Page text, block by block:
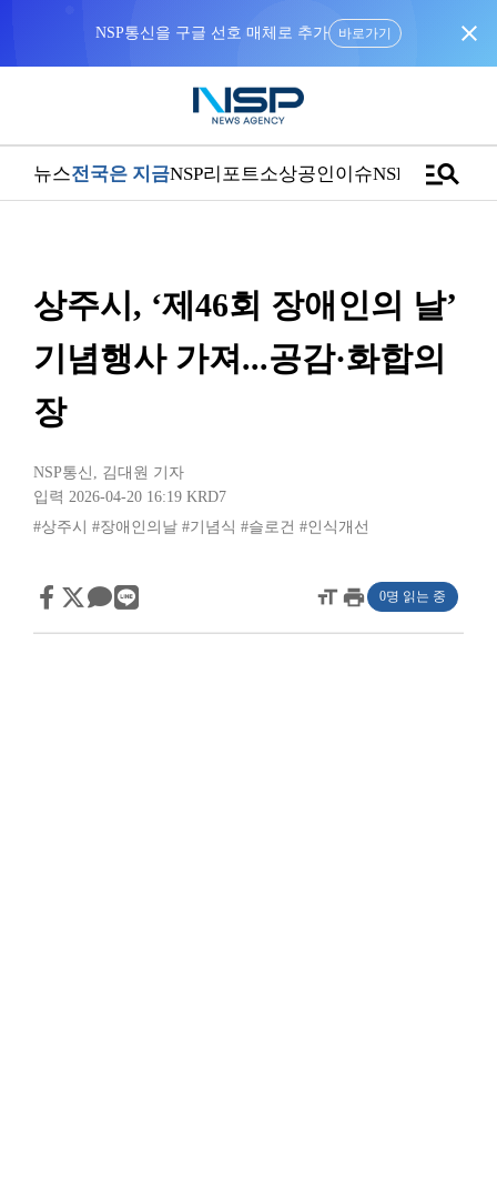
NSP통신을 구글 선호 매체로 추가 바로가기 close
뉴스전국은 지금NSP리포트소상공인이슈NSPTVmanage_search
상주시, ‘제46회 장애인의 날’
기념행사 가져...공감·화합의
장
NSP통신 , 김대원 기자
입력 2026-04-20 16:19 KRD7
#상주시
#장애인의날 #기념식 #슬로건 #인식개선
format_sizeprint 0명 읽는 중